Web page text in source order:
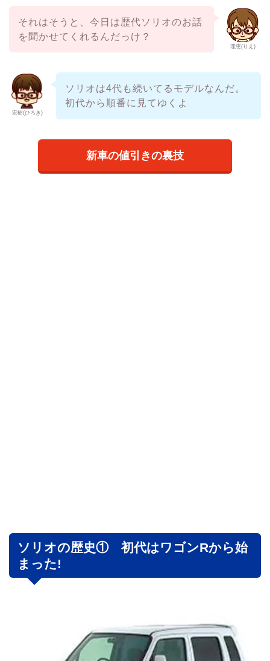
理恵(りえ)
それはそうと、今日は歴代ソリオのお話
を聞かせてくれるんだっけ？
宏樹(ひろき)
ソリオは4代も続いてるモデルなんだ。
初代から順番に見てゆくよ
新車の値引きの裏技
ソリオの歴史① 初代はワゴンRから始
まった!